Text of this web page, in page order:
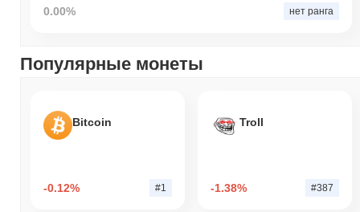
0.00% нет ранга
Популярные монеты
Bitcoin
-0.12% #1
Troll
-1.38% #387